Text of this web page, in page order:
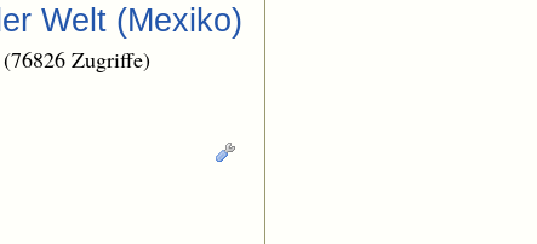
Welt (Mexiko)
(76826 Zugriffe)